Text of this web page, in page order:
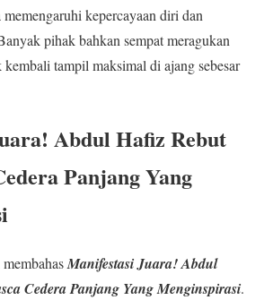
kepercayaan diri dan
pihak bahkan sempat meragukan
tampil maksimal di ajang sebesar
Abdul Hafiz Rebut
Panjang Yang
Manifestasi Juara! Abdul
Cedera Panjang Yang Menginspirasi.